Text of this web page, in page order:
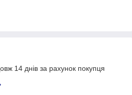
14 днів за рахунок покупця